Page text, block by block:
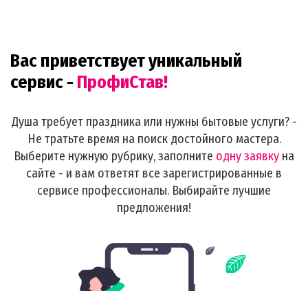
Вас приветствует уникальный
сервис - ПрофиСтав!
Душа требует праздника или нужны бытовые услуги? -
Не тратьте время на поиск достойного мастера.
Выберите нужную рубрику, заполните одну заявку на
сайте - и вам ответят все зарегистрированные в
сервисе профессионалы. Выбирайте лучшие
предложения!